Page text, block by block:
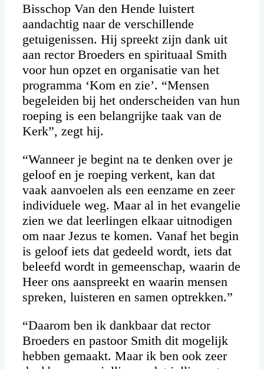
Bisschop Van den Hende luistert
aandachtig naar de verschillende
getuigenissen. Hij spreekt zijn dank uit
aan rector Broeders en spirituaal Smith
voor hun opzet en organisatie van het
programma ‘Kom en zie’. “Mensen
begeleiden bij het onderscheiden van hun
roeping is een belangrijke taak van de
Kerk”, zegt hij.
“Wanneer je begint na te denken over je
geloof en je roeping verkent, kan dat
vaak aanvoelen als een eenzame en zeer
individuele weg. Maar al in het evangelie
zien we dat leerlingen elkaar uitnodigen
om naar Jezus te komen. Vanaf het begin
is geloof iets dat gedeeld wordt, iets dat
beleefd wordt in gemeenschap, waarin de
Heer ons aanspreekt en waarin mensen
spreken, luisteren en samen optrekken.”
“Daarom ben ik dankbaar dat rector
Broeders en pastoor Smith dit mogelijk
hebben gemaakt. Maar ik ben ook zeer